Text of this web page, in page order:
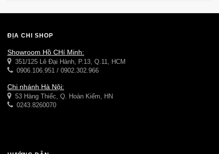
ĐỊA CHỈ SHOP
Showroom Hồ CHí Minh:
351/125 Lê Đại Hành, P.13, Q.11, HCM
0906.106.951 / 0902.302.966
Chi nhánh Hà Nội:
53 Hàng Thiếc, Q. Hoàn Kiếm, HN
0243.8260070